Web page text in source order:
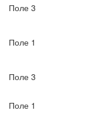
Поле 3
Поле 1
Поле 3
Поле 1